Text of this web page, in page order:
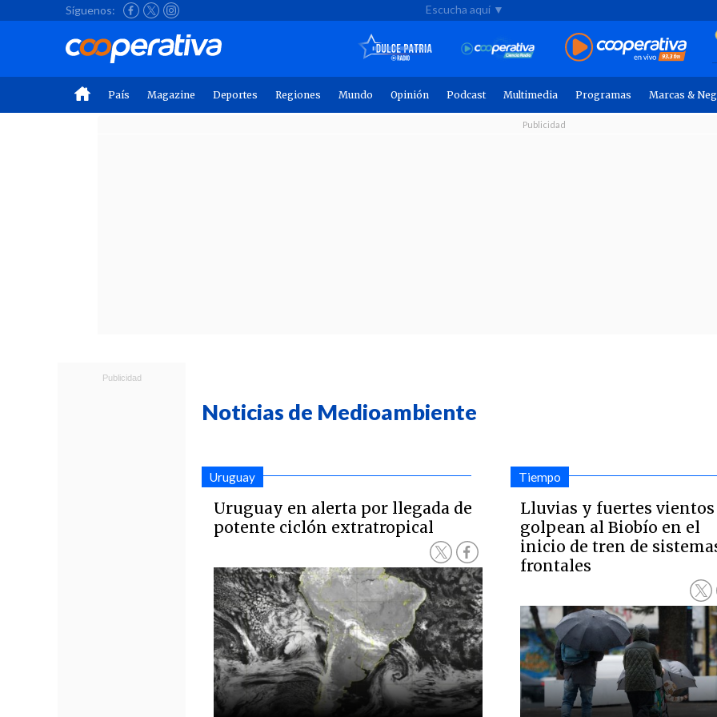
Síguenos: Escucha aquí ▼
País Magazine Deportes Regiones Mundo Opinión Podcast Multimedia Programas Marcas &
Noticias de Medioambiente
Uruguay
Uruguay en alerta por llegada de
potente ciclón extratropical
Tiempo
Lluvias y fuertes vientos
golpean al Biobío en el
inicio de tren de
frontales